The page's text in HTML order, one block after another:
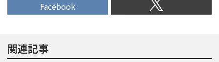
Facebook
関連記事